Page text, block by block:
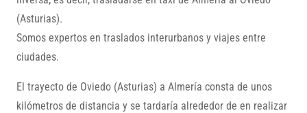
(Asturias).
Somos expertos en traslados interurbanos y viajes entre
ciudades.
El trayecto de Oviedo (Asturias) a Almería consta de unos
kilómetros de distancia y se tardaría alrededor de en realizar